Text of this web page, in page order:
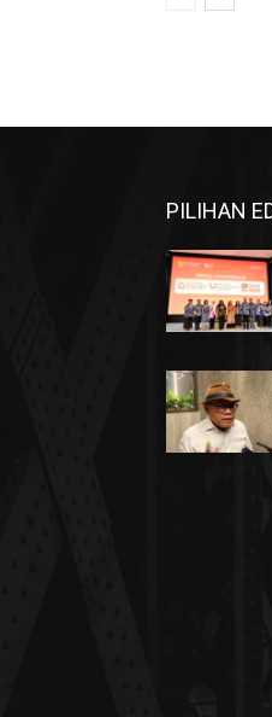
PILIHAN